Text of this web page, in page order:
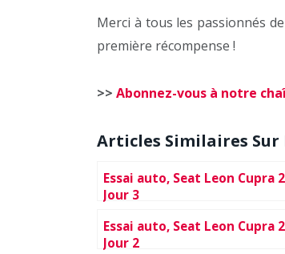
Merci à tous les passionnés
première récompense !
>> Abonnez-vous à notre
Articles Similaires Sur
Essai auto, Seat Leon Cupra
Jour 3
Essai auto, Seat Leon Cupra
Jour 2